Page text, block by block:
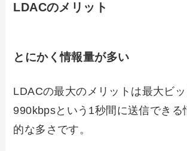
LDACのメリット
とにかく情報量が多い
LDACの最大のメリットは最大ビッ
990kbpsという1秒間に送信できる
的な多さです。